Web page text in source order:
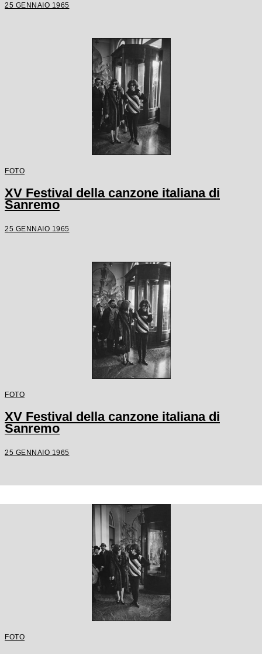
25 GENNAIO 1965
FOTO
XV Festival della canzone italiana di
Sanremo
25 GENNAIO 1965
FOTO
XV Festival della canzone italiana di
Sanremo
25 GENNAIO 1965
FOTO